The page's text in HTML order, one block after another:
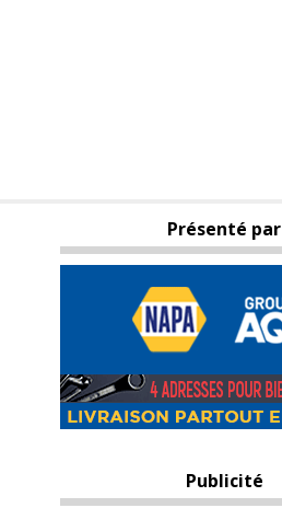
Présenté par
Publicité